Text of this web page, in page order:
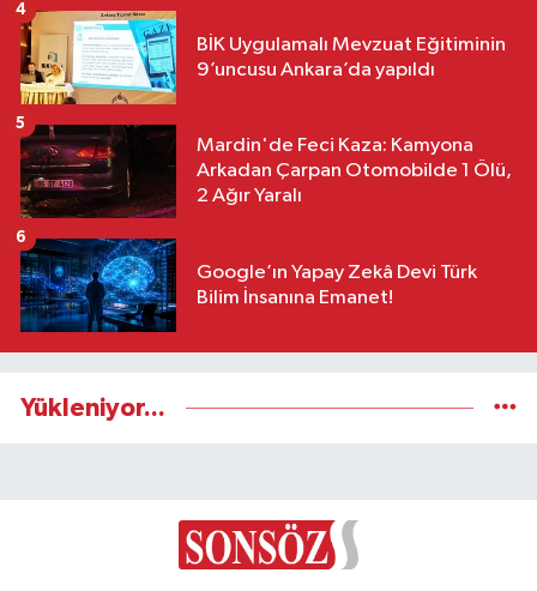
BİK Uygulamalı Mevzuat Eğitiminin
9’uncusu Ankara’da yapıldı
4
Mardin'de Feci Kaza: Kamyona
Arkadan Çarpan Otomobilde 1 Ölü,
2 Ağır Yaralı
5
Google’ın Yapay Zekâ Devi Türk
Bilim İnsanına Emanet!
6
Yükleniyor...